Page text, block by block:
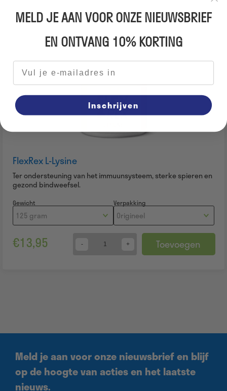
FlexRex L-Lysine
Ter ondersteuning van het immuunsysteem, sterke spieren en
gezond bindweefsel.
Gewicht Verpakking
€13,95 Quantity Toevoegen
Meld je aan voor onze nieuwsbrief en blijf
op de hoogte van acties en het laatste
nieuws.
MELD JE AAN VOOR ONZE NIEUWSBRIEF
EN ONTVANG 10% KORTING
E-mailadres
Inschrijven